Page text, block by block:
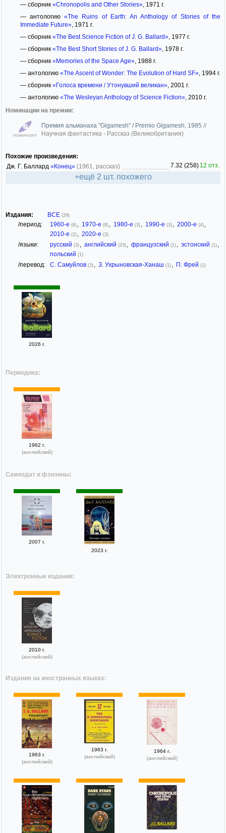
— сборник «Chronopolis and Other Stories», 1971 г.
— антологию«The Ruins of Earth: An Anthology of Stories of the
Immediate Future», 1971 г.
— сборник «The Best Science Fiction of J. G. Ballard», 1977 г.
— сборник «The Best Short Stories of J. G. Ballard», 1978 г.
— сборник «Memories of the Space Age», 1988 г.
— антологию «The Ascent of Wonder: The Evolution of Hard SF», 1994 г.
— сборник «Голоса времени / Утонувший великан», 2001 г.
— антологию «The Wesleyan Anthology of Science Fiction», 2010 г.
Номинации на премии:
номинант
Премия альманаха "Gigamesh" / Premio Gigamesh, 1985 //
Научная фантастика - Рассказ (Великобритания)
Похожие произведения:
Дж. Г. Баллард «Конец» (1961, рассказ) 7.32 (258) 12 отз.
+ещё 2 шт. похожего
Издания: ВСЕ (29)
/период: 1960-е (6) , 1970-е (8) , 1980-е (3) , 1990-е (3) , 2000-е (4) ,
2010-е (2) , 2020-е (3)
/языки: русский (3) , английский (23) , французский (1) , эстонский (1) ,
польский (1)
/перевод: С. Самуйлов (3) , З. Ухрыновская-Ханаш (1) , П. Фрей (1)
2026 г.
Периодика:
1962 г.
(английский)
Самиздат и фэнзины:
2007 г.
2023 г.
Электронные издания:
2010 г.
(английский)
Издания на иностранных языках:
1963 г.
(английский)
1963 г.
(английский)
1964 г.
(английский)